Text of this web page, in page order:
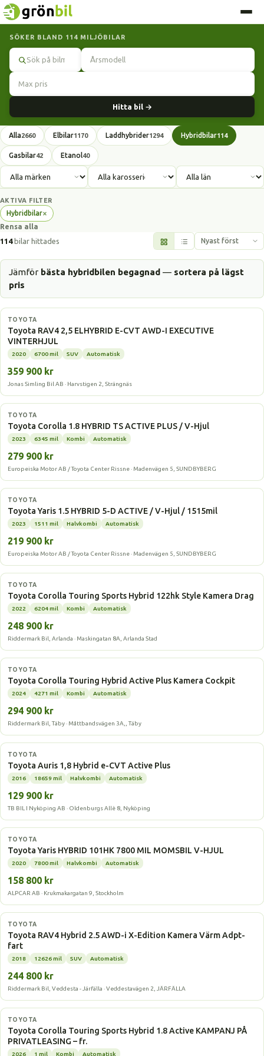
SÖKER BLAND 114 MILJÖBILAR
Hitta bil →
Alla2660 Elbilar1170 Laddhybrider1294 Hybridbilar114
Gasbilar42 Etanol40
AKTIVA FILTER
Hybridbilar×
Ta
bort
filter
Rensa alla
114bilar hittades
Jämför bästa hybridbilen begagnad — sortera på lägst
pris
Hybrid
TOYOTA
Toyota RAV4 2,5 ELHYBRID E-CVT AWD-I EXECUTIVE
VINTERHJUL
2020 6700 mil SUV Automatisk
359 900 kr
Jonas Simling Bil AB · Harvstigen 2, Strängnäs
Hybrid
TOYOTA
Toyota Corolla 1.8 HYBRID TS ACTIVE PLUS / V-Hjul
2023 6345 mil Kombi Automatisk
279 900 kr
Europeiska Motor AB / Toyota Center Rissne · Madenvägen 5, SUNDBYBERG
Hybrid
TOYOTA
Toyota Yaris 1.5 HYBRID 5-D ACTIVE / V-Hjul / 1515mil
2023 1511 mil Halvkombi Automatisk
219 900 kr
Europeiska Motor AB / Toyota Center Rissne · Madenvägen 5, SUNDBYBERG
Hybrid
TOYOTA
Toyota Corolla Touring Sports Hybrid 122hk Style Kamera Drag
2022 6204 mil Kombi Automatisk
248 900 kr
Riddermark Bil, Arlanda · Maskingatan 8A, Arlanda Stad
Hybrid
TOYOTA
Toyota Corolla Touring Hybrid Active Plus Kamera Cockpit
2024 4271 mil Kombi Automatisk
294 900 kr
Riddermark Bil, Täby · Måttbandsvägen 3A,, Täby
Hybrid
TOYOTA
Toyota Auris 1,8 Hybrid e-CVT Active Plus
2016 18659 mil Halvkombi Automatisk
129 900 kr
TB BIL I Nyköping AB · Oldenburgs Allè 8, Nyköping
Hybrid
TOYOTA
Toyota Yaris HYBRID 101HK 7800 MIL MOMSBIL V-HJUL
2020 7800 mil Halvkombi Automatisk
158 800 kr
ALPCAR AB · Krukmakargatan 9, Stockholm
Hybrid
TOYOTA
Toyota RAV4 Hybrid 2.5 AWD-i X-Edition Kamera Värm Adpt-
fart
2018 12626 mil SUV Automatisk
244 800 kr
Riddermark Bil, Veddesta - Järfälla · Veddestavägen 2, JÄRFÄLLA
Hybrid
TOYOTA
Toyota Corolla Touring Sports Hybrid 1.8 Active KAMPANJ PÅ
PRIVATLEASING – fr.
2026 1 mil Kombi Automatisk